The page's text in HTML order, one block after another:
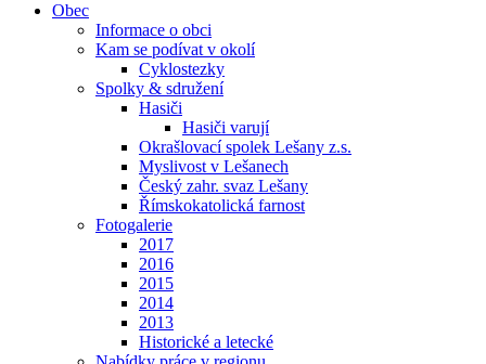
Obec
Informace o obci
Kam se podívat v okolí
Cyklostezky
Spolky & sdružení
Hasiči
Hasiči varují
Okrašlovací spolek Lešany z.s.
Myslivost v Lešanech
Český zahr. svaz Lešany
Římskokatolická farnost
Fotogalerie
2017
2016
2015
2014
2013
Historické a letecké